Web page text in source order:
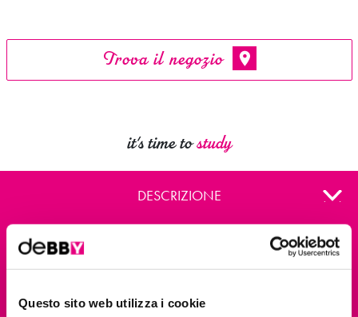
Questo sito web utilizza i cookie
Trova il negozio
it's time tostudy
DESCRIZIONE
Eyeliner liquidowaterproof , per uno sguardo profondo dalfinish mat.
Grazie all’applicatore in feltro la stesura è facile ed omogenea, per un
COPOLYMER, LAURETH-21, PEG-40 HYDROGENATED CASTOR OIL, ALCOHOL